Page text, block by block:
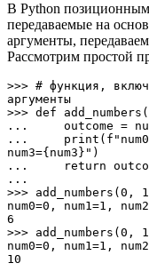
В Python
передаваемые на
аргументы,
Рассмотрим простой
>>> # функция,
аргументы
>>> def
...     outcome =
...
num3={num3}")
...     return
...
>>> add_numbers(0,
num0=0, num1=1,
6
>>> add_numbers(0,
num0=0, num1=1,
10